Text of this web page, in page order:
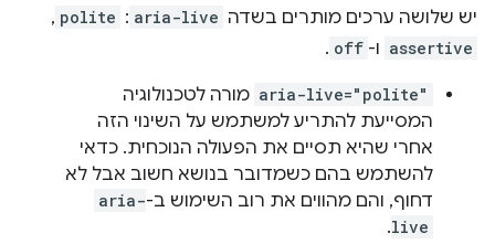
יש שלושה ערכים מותרים בשדה aria-live
:
polite
,‏
assertive ו- off
.
aria-live="polite" מורה לטכנולוגיה
המסייעת להתריע למשתמש על השינוי הזה
אחרי שהיא תסיים את הפעולה הנוכחית. כדאי
להשתמש בהם כשמדובר בנושא חשוב אבל לא
דחוף, והם מהווים את רוב השימוש ב-aria-
live
.